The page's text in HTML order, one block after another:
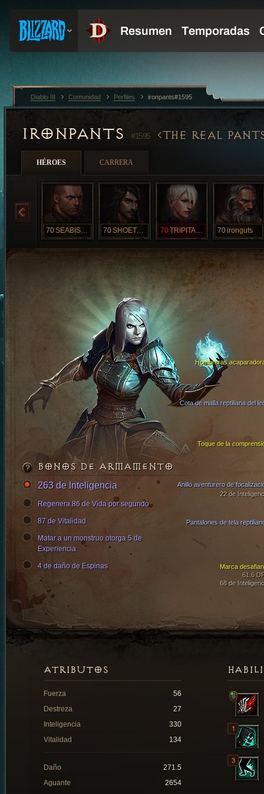
IRONPANTS #1595 THE REAL
HÉROES CARRERA
70 SEABISCUIT 70 SHOETEST 70 TRIPITACA 70ironguts
Cota de malla reptiliana del
Toque de la
Hombreras
Pantalones de tela
Marca
61.6
68 de
Anillo aventurero de
22 de
BONOS DE ARMAMENTO
263 de Inteligencia
Regenera 86 de Vida por segundo
87 de Vitalidad
Matar a un monstruo otorga 5 de
Experiencia.
4 de daño de Espinas
ATRIBUTOS
Fuerza
56
Destreza
27
Inteligencia
330
Vitalidad
134
Daño
271.5
Aguante
2654
Diablo III Comunidad Perfiles ironpants#1595